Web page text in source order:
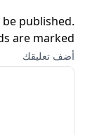
published.
are marked *
أضف تعليقك